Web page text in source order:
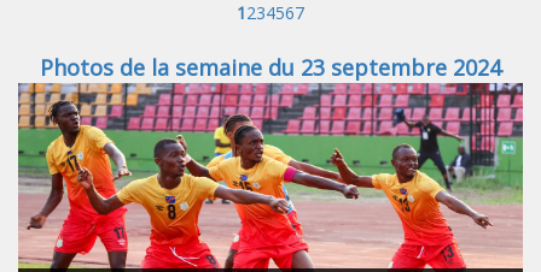
1234567
Photos de la semaine du 23 septembre 2024